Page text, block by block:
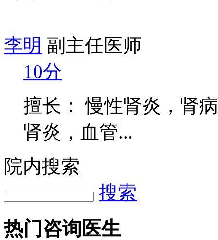
李明 副主任医师
10分
擅长： 慢性肾炎，肾
肾炎，血管...
院内搜索
搜索
热门咨询医生